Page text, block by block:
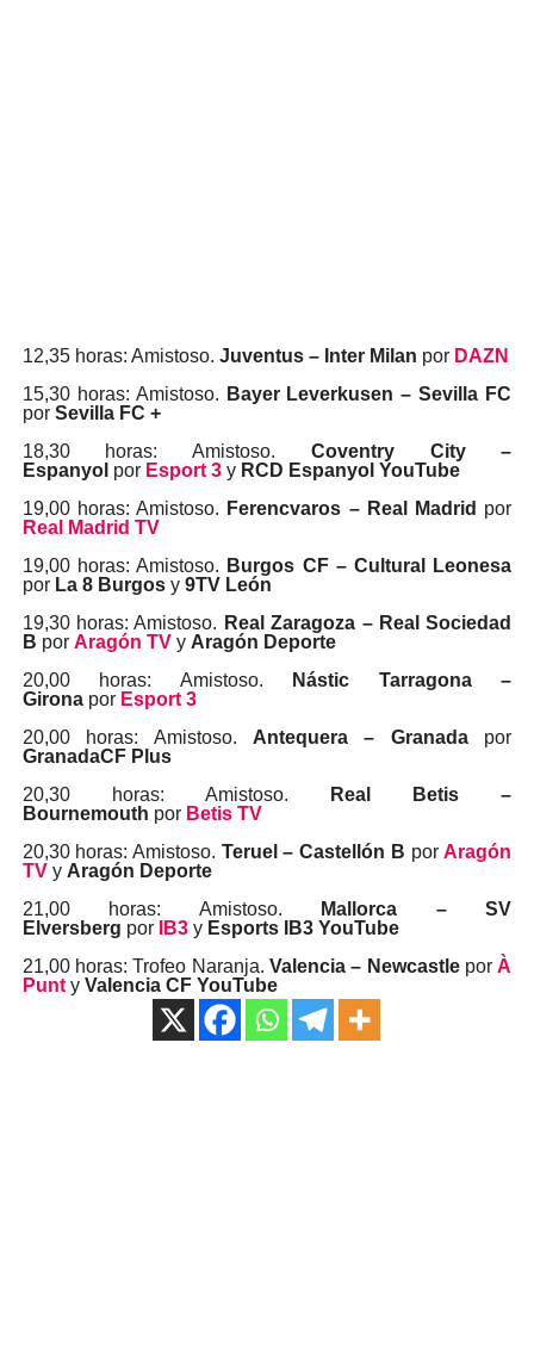
12,35 horas: Amistoso. Juventus – Inter Milan por DAZN
15,30 horas: Amistoso. Bayer Leverkusen – Sevilla FC
por Sevilla FC +
18,30 horas: Amistoso. Coventry City –
Espanyol por Esport 3y RCD Espanyol YouTube
19,00 horas: Amistoso. Ferencvaros – Real Madrid por
Real Madrid TV
19,00 horas: Amistoso. Burgos CF – Cultural Leonesa
por La 8 Burgosy 9TV León
19,30 horas: Amistoso. Real Zaragoza – Real Sociedad
B por Aragón TV y Aragón Deporte
20,00 horas: Amistoso.
Nástic Tarragona –
Girona por Esport 3
20,00 horas: Amistoso. Antequera – Granada por
GranadaCF Plus
20,30 horas: Amistoso.
Real Betis –
Bournemouth por Betis TV
20,30 horas: Amistoso. Teruel – Castellón B porAragón
TV y Aragón Deporte
21,00 horas: Amistoso.
Mallorca – SV
Elversberg por IB3y Esports IB3 YouTube
21,00 horas: Trofeo Naranja. Valencia – Newcastle porÀ
Punty Valencia CF YouTube